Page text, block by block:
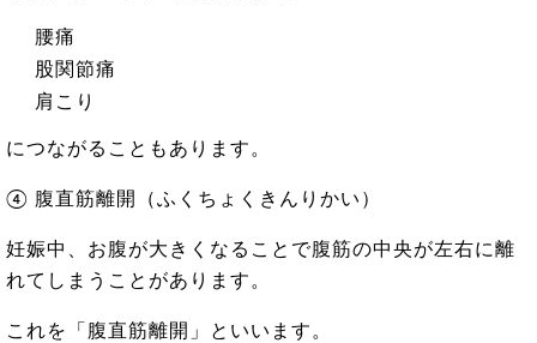
腰痛
股関節痛
肩こり
につながることもあります。
④ 腹直筋離開（ふくちょくきんりかい）
妊娠中、お腹が大きくなることで腹筋の中央が左右に離
れてしまうことがあります。
これを「腹直筋離開」といいます。